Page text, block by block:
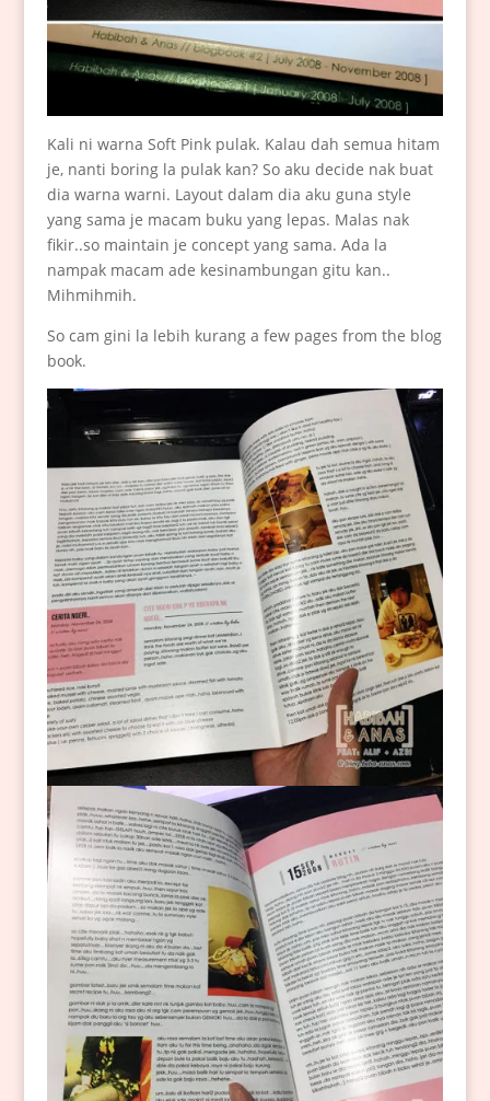
Kali ni warna Soft Pink pulak. Kalau dah semua hitam
je, nanti boring la pulak kan? So aku decide nak buat
dia warna warni. Layout dalam dia aku guna style
yang sama je macam buku yang lepas. Malas nak
fikir..so maintain je concept yang sama. Ada la
nampak macam ade kesinambungan gitu kan..
Mihmihmih.
So cam gini la lebih kurang a few pages from the blog
book.